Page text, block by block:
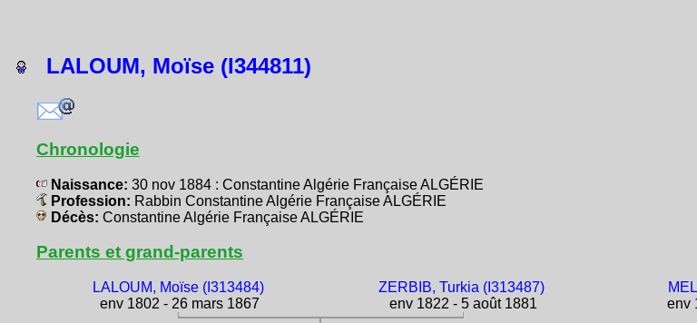
LALOUM, Moïse (I344811)
Chronologie
Naissance: 30 nov 1884 : Constantine Algérie Française ALGÉRIE
Profession: Rabbin Constantine Algérie Française ALGÉRIE
Décès: Constantine Algérie Française ALGÉRIE
Parents et grand-parents
LALOUM, Moïse (I313484)
env 1802 - 26 mars 1867
ZERBIB, Turkia (I313487)
env 1822 - 5 août 1881
env